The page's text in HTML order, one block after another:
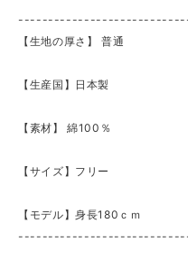
【生地の厚さ】 ​普通
【生産国】日本製
【素材】 綿100％
【サイズ】フリー
【モデル】身長180ｃｍ